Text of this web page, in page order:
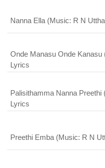
Nanna Ella (Music: R N
Onde Manasu Onde
Lyrics
Palisithamma Nanna
Lyrics
Preethi Emba (Music: R N